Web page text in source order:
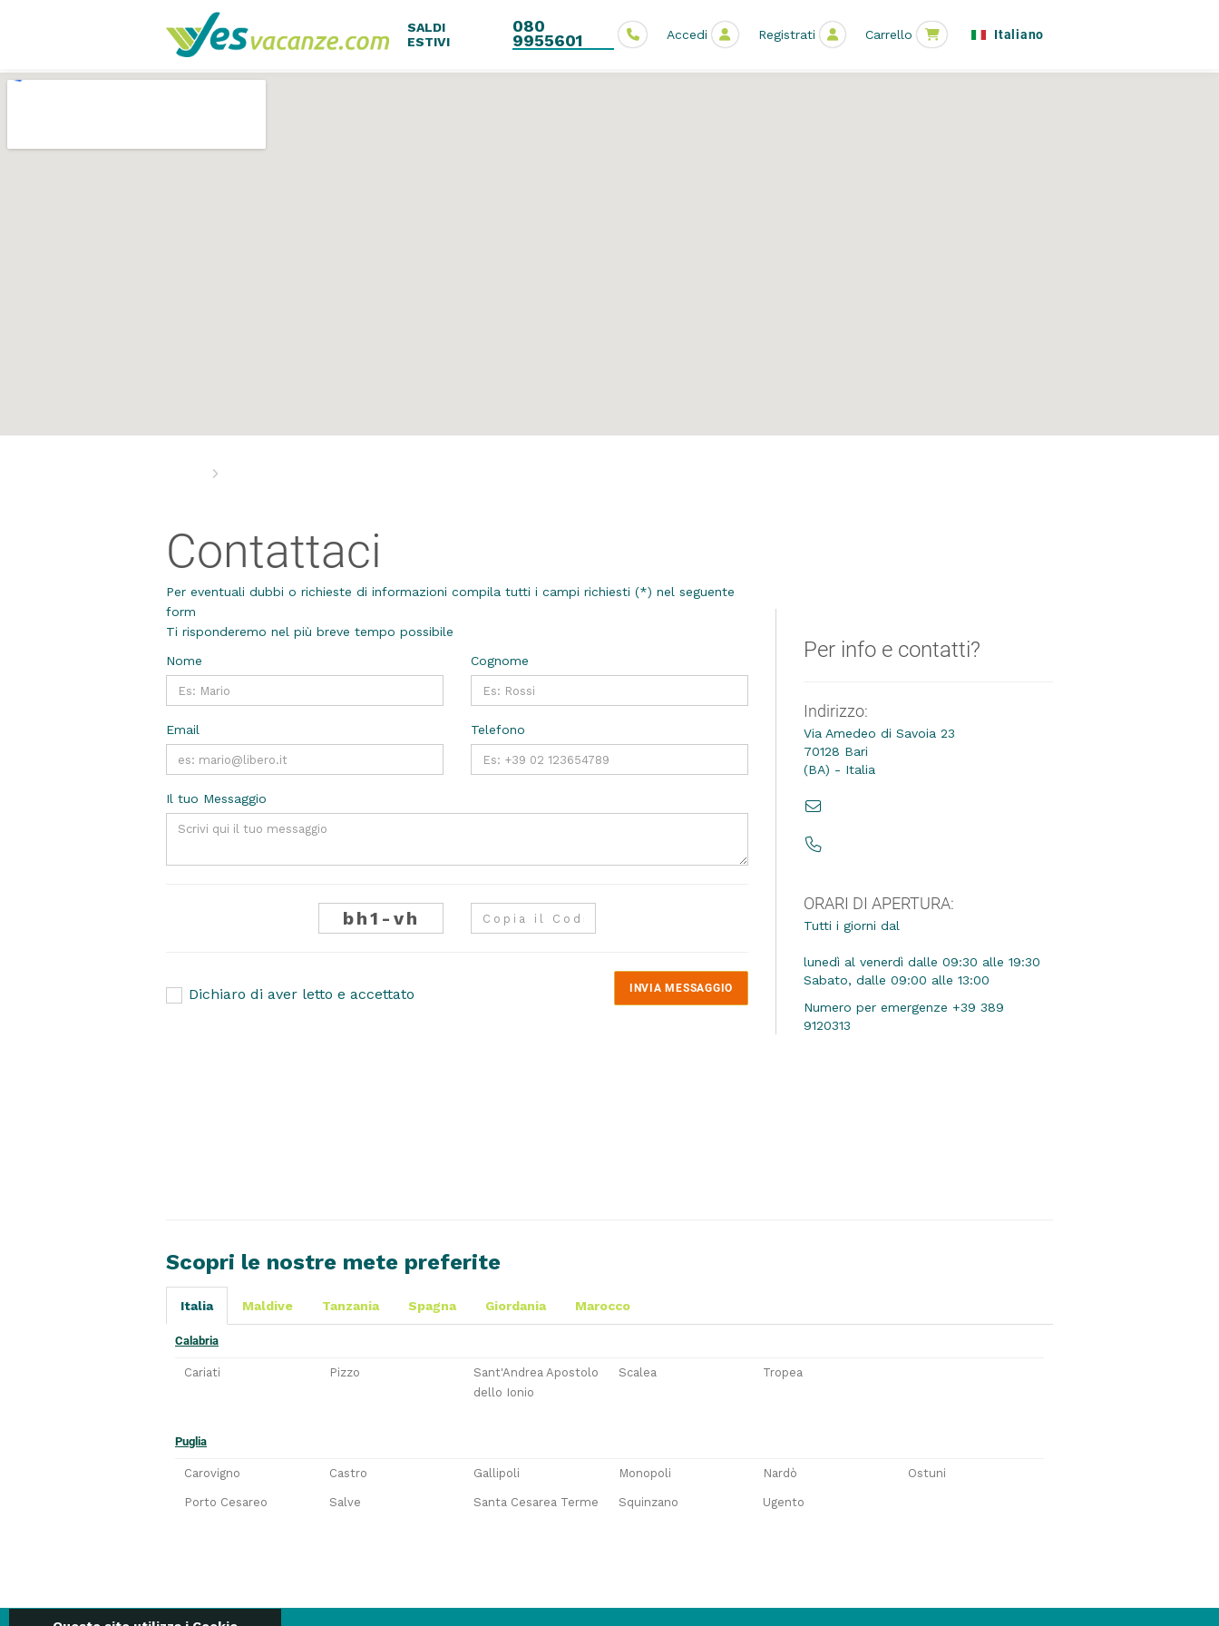
SALDI
ESTIVI
080
9955601 Accedi Registrati Carrello Italiano
Contattaci
Per eventuali dubbi o richieste di informazioni compila tutti i campi richiesti (*) nel seguente
form
Ti risponderemo nel più breve tempo possibile
Nome
Cognome
Email Telefono
Il tuo Messaggio
Dichiaro di aver letto e accettato INVIA MESSAGGIO
Per info e contatti?
Indirizzo:
Via Amedeo di Savoia 23
70128 Bari
(BA) - Italia
ORARI DI APERTURA:
Tutti i giorni dal
lunedì al venerdì dalle 09:30 alle 19:30
Sabato, dalle 09:00 alle 13:00
Numero per emergenze +39 389
9120313
Scopri le nostre mete preferite
Italia Maldive Tanzania Spagna Giordania Marocco
Calabria
Cariati Pizzo
Sant'Andrea Apostolo
dello Ionio
Scalea Tropea
Puglia
Carovigno Castro Gallipoli Monopoli Nardò Ostuni
Porto Cesareo Salve Santa Cesarea Terme Squinzano Ugento